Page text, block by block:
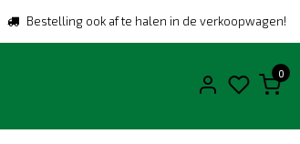
Bestelling ook af te halen in de verkoopwagen!
0